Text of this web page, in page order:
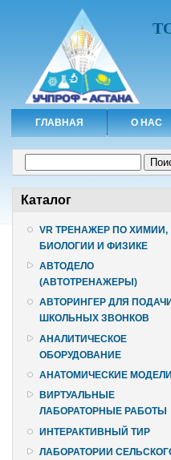
ГЛАВНАЯ О НАС
Каталог
VR ТРЕНАЖЕР ПО ХИМИИ,
БИОЛОГИИ И ФИЗИКЕ
АВТОДЕЛО
(АВТОТРЕНАЖЕРЫ)
АВТОРИНГЕР ДЛЯ ПОДАЧИ
ШКОЛЬНЫХ ЗВОНКОВ
АНАЛИТИЧЕСКОЕ
ОБОРУДОВАНИЕ
АНАТОМИЧЕСКИЕ МОДЕЛИ
ВИРТУАЛЬНЫЕ
ЛАБОРАТОРНЫЕ РАБОТЫ
ИНТЕРАКТИВНЫЙ ТИР
ЛАБОРАТОРИИ